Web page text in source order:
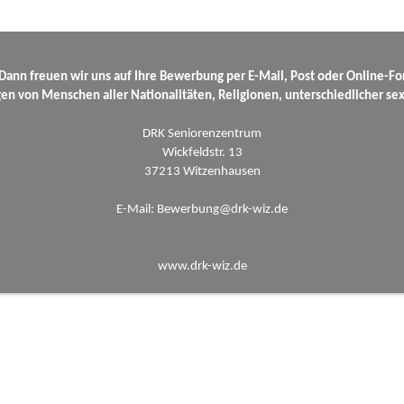
freuen wir uns auf Ihre Bewerbung per E-Mail, Post oder Online-
von Menschen aller Nationalitäten, Religionen, unterschiedlicher
DRK Seniorenzentrum
Wickfeldstr. 13
37213 Witzenhausen
E-Mail: Bewerbung@drk-wiz.de
www.drk-wiz.de